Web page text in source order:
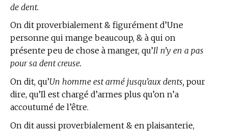
de dent.
On dit proverbialement & figurément d’Une
personne qui mange beaucoup, & à qui on
présente peu de chose à manger, qu’Il n’y en a pas
pour sa dent creuse.
On dit, qu’Un homme est armé jusqu’aux dents, pour
dire, qu’Il est chargé d’armes plus qu’on n’a
accoutumé de l’être.
On dit aussi proverbialement & en plaisanterie,